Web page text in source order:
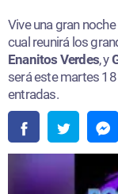
Vive una gran
cual reunirá los
Enanitos Verdes, y
será este martes
entradas.​